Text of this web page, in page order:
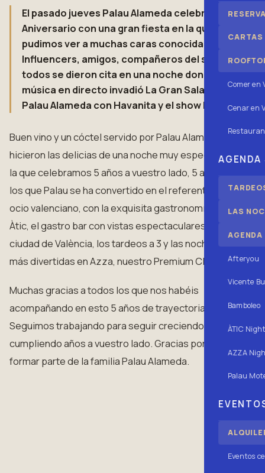
CARTAS
Comer en
Cenar en
AGENDA
LAS
Afteryou
Vicente
Bamboleo
ÀTIC
AZZA
Palau
Eventos
El pasado jueves Palau Alameda celebró su 5º
Aniversario con una gran fiesta en la que
pudimos ver a muchas caras conocidas.
Influencers, amigos, compañeros del sector,
todos se dieron cita en una noche donde la
música en directo invadió La Gran Sala de
Palau Alameda con Havanita y el show Divas.
Buen vino y un cóctel servido por Palau Alameda
hicieron las delicias de una noche muy especial en
la que celebramos 5 años a vuestro lado, 5 años en
los que Palau se ha convertido en el referente del
ocio valenciano, con la exquisita gastronomía de
Àtic, el gastro bar con vistas espectaculares a la
ciudad de València, los tardeos a 3 y las noches
más divertidas en Azza, nuestro Premium Club.
Muchas gracias a todos los que nos habéis
acompañando en esto 5 años de trayectoria.
Seguimos trabajando para seguir creciendo y
cumpliendo años a vuestro lado. Gracias por
formar parte de la familia Palau Alameda.